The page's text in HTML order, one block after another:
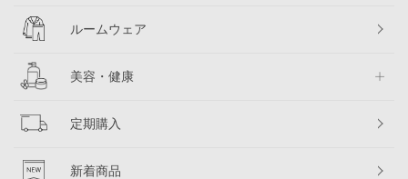
ルームウェア
美容・健康
定期購入
新着商品